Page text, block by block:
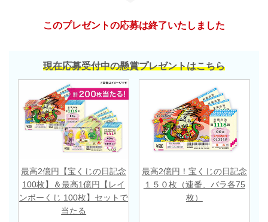
このプレゼントの応募は終了いたしました
現在応募受付中の懸賞プレゼントはこちら
最高2億円【宝くじの日記念
100枚】＆最高1億円【レイ
ンボーくじ 100枚】セットで
当たる
最高2億円！宝くじの日記念
１５０枚（連番、バラ各75
枚）